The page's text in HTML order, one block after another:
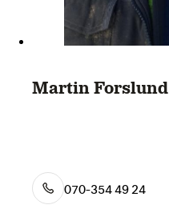
Martin Forslund
070-354 49 24